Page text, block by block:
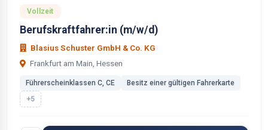
Vollzeit
Berufskraftfahrer:in (m/w/d)
Blasius Schuster GmbH & Co. KG
Frankfurt am Main, Hessen
Führerscheinklassen C, CE
Besitz einer gültigen Fahrerkarte
+5